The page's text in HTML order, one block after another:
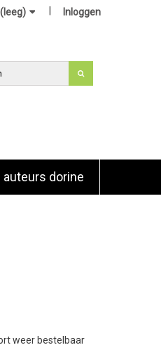
Inloggen
(leeg)
auteurs dorine
weer bestelbaar